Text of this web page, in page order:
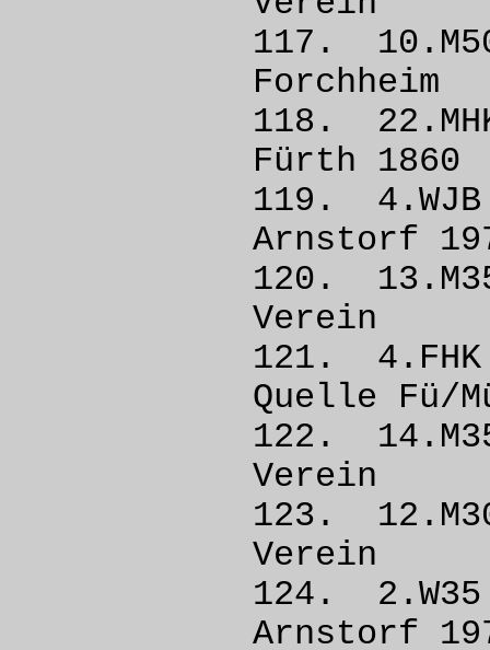
117.
118.
Fürth
119.
Arnstorf
120.
121.
Quelle
122.
123.
124.
Arnstorf